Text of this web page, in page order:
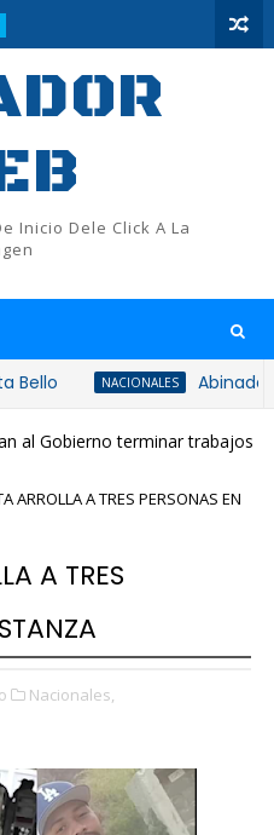
Inicio Dele Click A La
NACIONALES
Abinader
al Gobierno terminar trabajos
ARROLLA A TRES PERSONAS EN
A TRES
Nacionales,